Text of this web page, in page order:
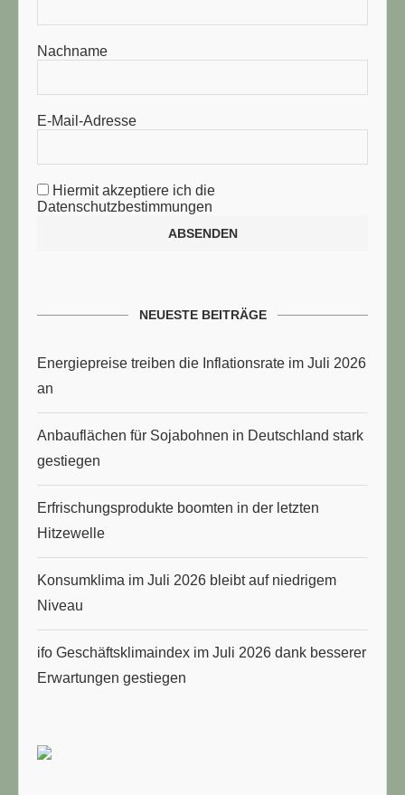
Nachname
E-Mail-Adresse
Hiermit akzeptiere ich die
Datenschutzbestimmungen
NEUESTE BEITRÄGE
Energiepreise treiben die Inflationsrate im Juli 2026
an
Anbauflächen für Sojabohnen in Deutschland stark
gestiegen
Erfrischungsprodukte boomten in der letzten
Hitzewelle
Konsumklima im Juli 2026 bleibt auf niedrigem
Niveau
ifo Geschäftsklimaindex im Juli 2026 dank besserer
Erwartungen gestiegen